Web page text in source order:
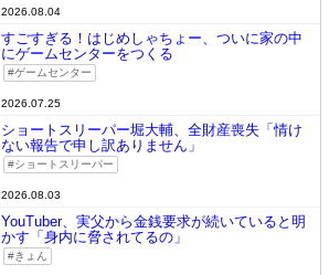
2026.08.04
すごすぎる！はじめしゃちょー、ついに家の中
にゲームセンターをつくる
ゲームセンター
2026.07.25
ショートスリーパー堀大輔、全財産喪失「情け
ない報告で申し訳ありません」
ショートスリーパー
2026.08.03
YouTuber、実父から金銭要求が続いていると明
かす「身内に脅されてるの」
きょん